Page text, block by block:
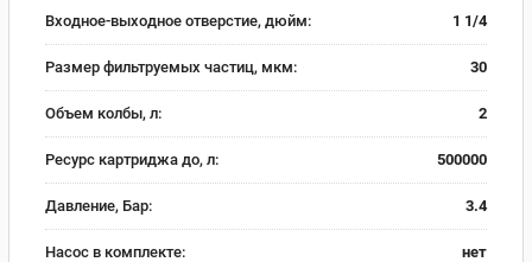
Входное-выходное отверстие, дюйм: 1 1/4
Размер фильтруемых частиц, мкм: 30
Объем колбы, л: 2
Ресурс картриджа до, л: 500000
Давление, Бар: 3.4
Насос в комплекте: нет